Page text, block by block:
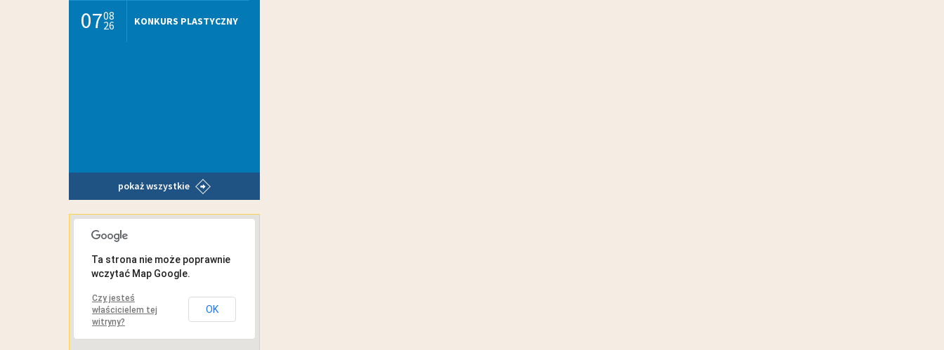
0708
26 KONKURS PLASTYCZNY
pokaż wszystkie
MAPA INTERAKTYWNA
Ta strona nie może poprawnie
wczytać Map Google.
Czy jesteś
właścicielem tej
witryny?
OK